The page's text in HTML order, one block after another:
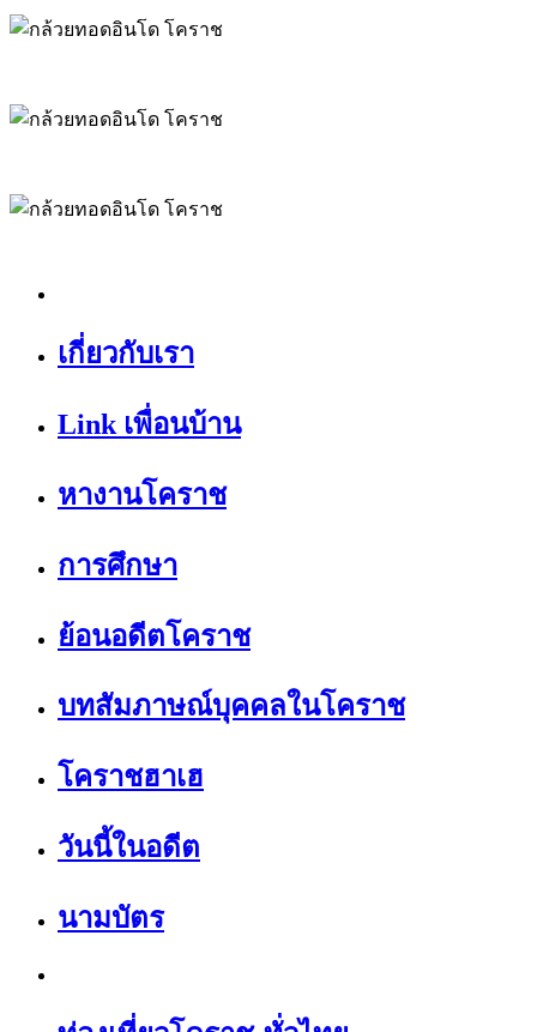
เกี่ยวกับเรา
Link เพื่อนบ้าน
หางานโคราช
การศึกษา
ย้อนอดีตโคราช
บทสัมภาษณ์บุคคลในโคราช
โคราชฮาเฮ
วันนี้ในอดีต
นามบัตร